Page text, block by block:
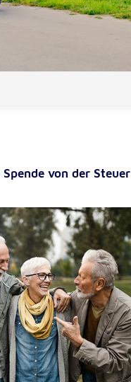
von der Steuer